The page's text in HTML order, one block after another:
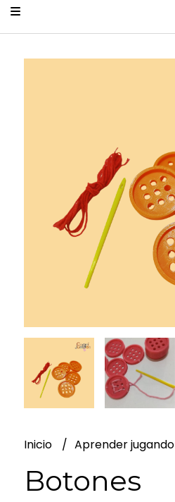
Inicio Aprender jugando
Botones